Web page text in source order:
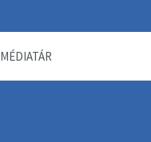
MÉDIATÁR